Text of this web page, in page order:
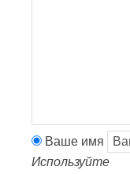
Ваше имя